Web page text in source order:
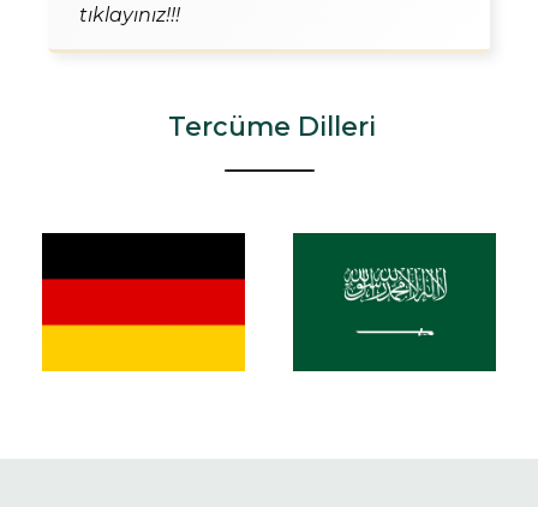
tıklayınız!!!
Tercüme Dilleri